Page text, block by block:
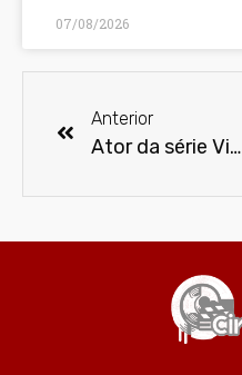
07/08/2026
Anterior
Ator da série Vikings na CCXP Tour Nordeste